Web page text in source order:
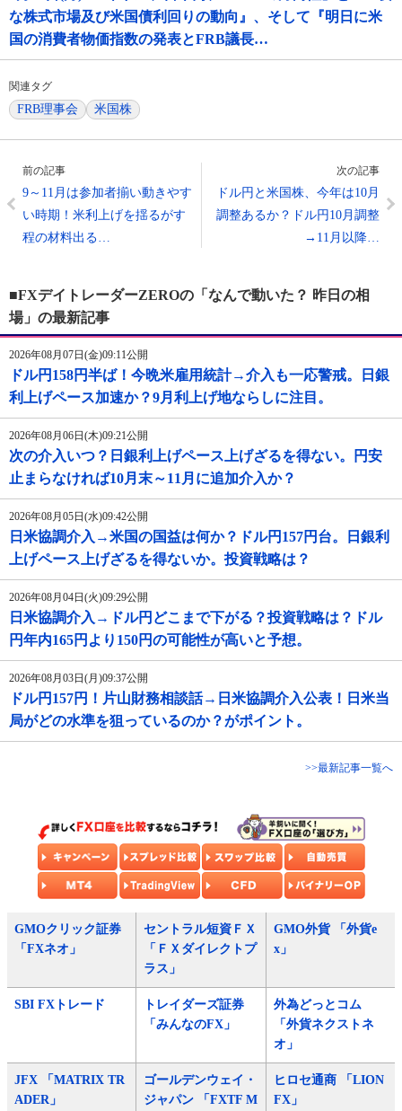
な株式市場及び米国債利回りの動向』、そして『明日に米
国の消費者物価指数の発表とFRB議長…
関連タグ
FRB理事会 米国株
前の記事
9～11月は参加者揃い動きやす
い時期！米利上げを揺るがす
程の材料出る…
次の記事
ドル円と米国株、今年は10月
調整あるか？ドル円10月調整
→11月以降…
■FXデイトレーダーZEROの「なんで動いた？ 昨日の相
場」の最新記事
2026年08月07日(金)09:11公開
ドル円158円半ば！今晩米雇用統計→介入も一応警戒。日銀
利上げペース加速か？9月利上げ地ならしに注目。
2026年08月06日(木)09:21公開
次の介入いつ？日銀利上げペース上げざるを得ない。円安
止まらなければ10月末～11月に追加介入か？
2026年08月05日(水)09:42公開
日米協調介入→米国の国益は何か？ドル円157円台。日銀利
上げペース上げざるを得ないか。投資戦略は？
2026年08月04日(火)09:29公開
日米協調介入→ドル円どこまで下がる？投資戦略は？ドル
円年内165円より150円の可能性が高いと予想。
2026年08月03日(月)09:37公開
ドル円157円！片山財務相談話→日米協調介入公表！日米当
局がどの水準を狙っているのか？がポイント。
>>最新記事一覧へ
GMOクリック証券
「FXネオ」
セントラル短資ＦＸ
「ＦＸダイレクトプ
ラス」
GMO外貨 「外貨e
x」
SBI FXトレード
トレイダーズ証券
「みんなのFX」
外為どっとコム
「外貨ネクストネ
オ」
JFX 「MATRIX TR
ADER」
ゴールデンウェイ・
ジャパン 「FXTF M
ヒロセ通商 「LION
FX」